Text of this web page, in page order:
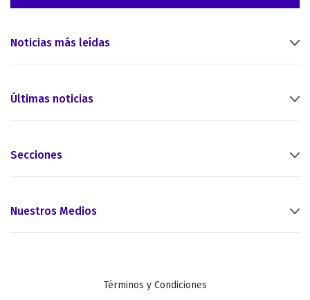
Noticias más leídas
Últimas noticias
Secciones
Nuestros Medios
Términos y Condiciones